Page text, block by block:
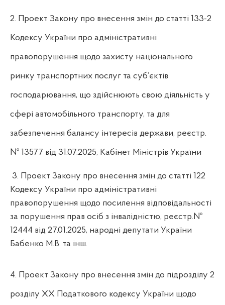
2. Проект Закону про внесення змін до статті 133-2
Кодексу України про адміністративні
правопорушення щодо захисту національного
ринку транспортних послуг та суб’єктів
господарювання, що здійснюють свою діяльність у
сфері автомобільного транспорту, та для
забезпечення балансу інтересів держави, реєстр.
№ 13577 від 31.07.2025, Кабінет Міністрів України
3. Проект Закону про внесення змін до статті 122
Кодексу України про адміністративні
правопорушення щодо посилення відповідальності
за порушення прав осіб з інвалідністю, реєстр.№
12444 від 27.01.2025, народні депутати України
Бабенко М.В. та інш.
4. Проект Закону про внесення змін до підрозділу 2
розділу XX Податкового кодексу України щодо